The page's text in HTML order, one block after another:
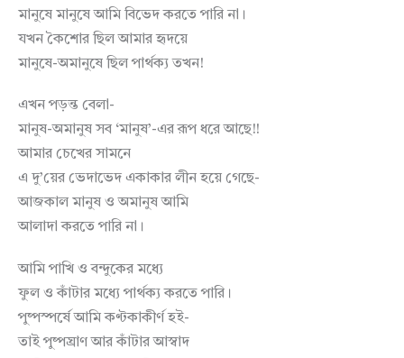
মানুষে মানুষে আমি বিভেদ করতে পারি না।
যখন কৈশোর ছিল আমার হৃদয়ে
মানুষে-অমানুষে ছিল পার্থক্য তখন!
এখন পড়ন্ত বেলা-
মানুষ-অমানুষ সব ‘মানুষ’-এর রূপ ধরে আছে!!
আমার চেখের সামনে
এ দু’য়ের ভেদাভেদ একাকার লীন হয়ে গেছে-
আজকাল মানুষ ও অমানুষ আমি
আলাদা করতে পারি না।
আমি পাখি ও বন্দুকের মধ্যে
ফুল ও কাঁটার মধ্যে পার্থক্য করতে পারি।
পুষ্পস্পর্ষে আমি কণ্টকাকীর্ণ হই-
তাই পুষ্পঘ্রাণ আর কাঁটার আস্বাদ